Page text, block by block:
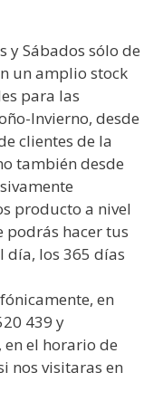
y Sábados sólo de
un amplio stock
para las
Invierno, desde
clientes de la
también desde
producto a nivel
podrás hacer tus
día, los 365 días
en
439 y
en el horario de
nos visitaras en